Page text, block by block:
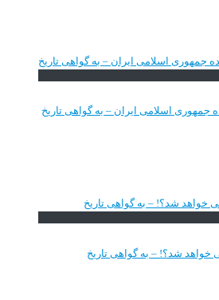
جمهوری اسلامی ایران – به گواهی تاریخ
خواهد شد؟! – به گواهی تاریخ